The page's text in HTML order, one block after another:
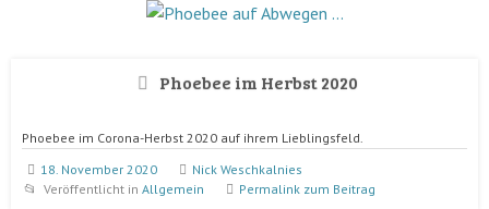
Phoebee im Herbst 2020
Phoebee im Corona-Herbst 2020 auf ihrem Lieblingsfeld.
18. November 2020
Nick Weschkalnies
Veröffentlicht in Allgemein Permalink zum Beitrag